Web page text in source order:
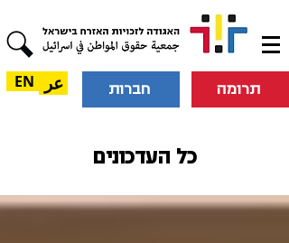
תרומה חברות عر EN
כל העדכונים